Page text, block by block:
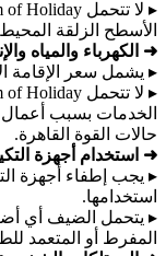
الأسطح الزلقة
➜ الكهرباء والمياه
▸ يشمل سعر الإقامة
الخدمات بسبب أعمال
حالات القوة القاهرة.
➜ استخدام أجهزة
▸ يجب إطفاء أجهزة
استخدامها.
▸ يتحمل الضيف أي
المفرط أو المتعمد